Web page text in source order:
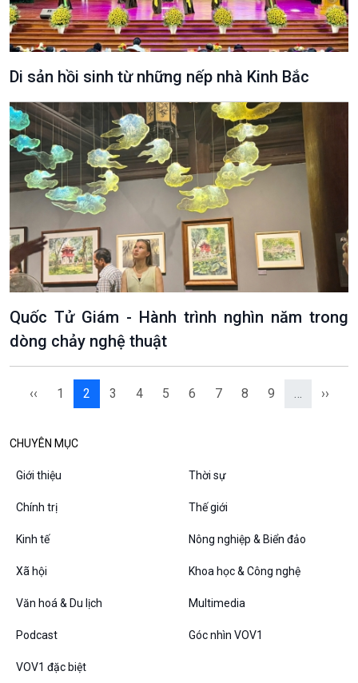
VOV1 đặc biệt
Thanh âm ký sự
Chân dung cuộc sống
Các chương trình đặc biệt
Di sản hồi sinh từ những nếp nhà Kinh Bắc
Quốc Tử Giám - Hành trình nghìn năm trong
dòng chảy nghệ thuật
‹‹ 1 2 3 4 5 6 7 8 9 … ››
CHUYÊN MỤC
Giới thiệu Thời sự
Chính trị Thế giới
Kinh tế Nông nghiệp & Biển đảo
Xã hội Khoa học & Công nghệ
Văn hoá & Du lịch Multimedia
Podcast Góc nhìn VOV1
VOV1 đặc biệt